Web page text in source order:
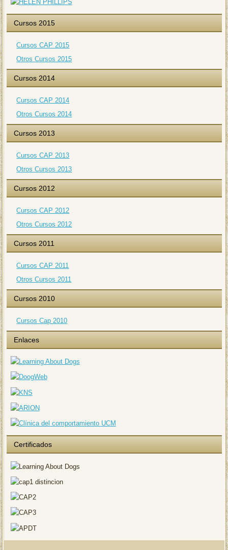
Cursos 2015
Cursos CAP 2015
Otros Cursos 2015
Cursos 2014
Cursos CAP 2014
Otros Cursos 2014
Cursos 2013
Cursos CAP 2013
Otros Cursos 2013
Cursos 2012
Cursos CAP 2012
Otros Cursos 2012
Cursos 2011
Cursos CAP 2011
Otros Cursos 2011
Cursos 2010
Cursos Cap 2010
Enlaces
Certificados